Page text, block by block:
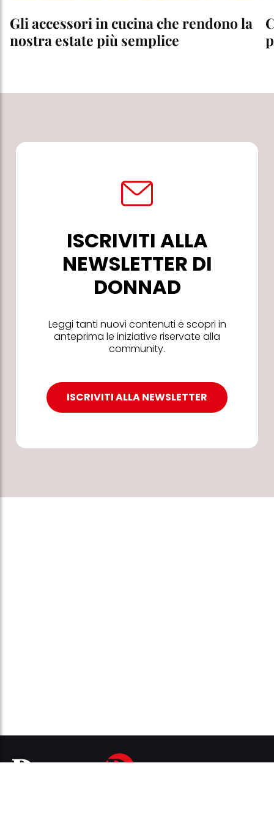
Gli accessori in cucina che rendono la
nostra estate più semplice
ISCRIVITI ALLA
NEWSLETTER DI
DONNAD
Leggi tanti nuovi contenuti e scopri in
anteprima le iniziative riservate alla
community.
ISCRIVITI ALLA NEWSLETTER